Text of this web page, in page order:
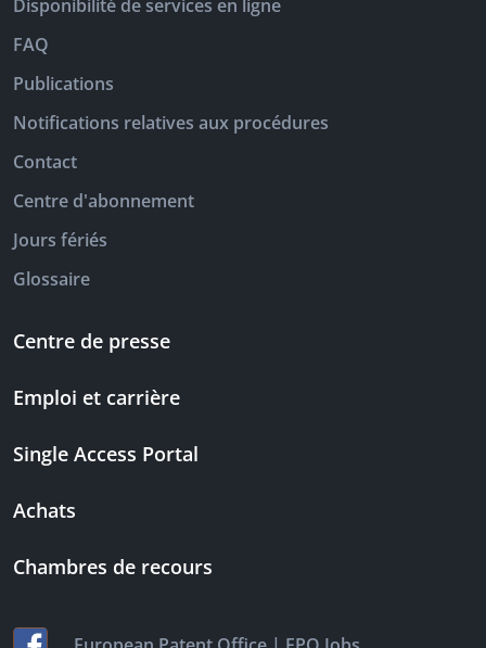
Disponibilité de services en ligne
FAQ
Publications
Notifications relatives aux procédures
Contact
Centre d'abonnement
Jours fériés
Glossaire
Centre de presse
Emploi et carrière
Single Access Portal
Achats
Chambres de recours